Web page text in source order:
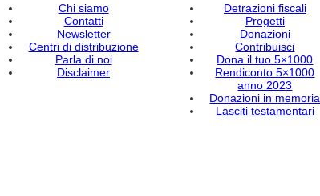
Chi siamo
Contatti
Newsletter
Centri di distribuzione
Parla di noi
Disclaimer
Detrazioni fiscali
Progetti
Donazioni
Contribuisci
Dona il tuo 5×1000
Rendiconto 5×1000
anno 2023
Donazioni in memoria
Lasciti testamentari